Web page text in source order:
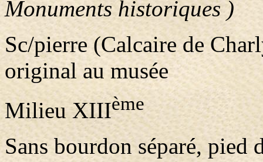
Monuments historiques )
Sc/pierre (Calcaire de
original au musée
Milieu XIIIème
Sans bourdon séparé, pied